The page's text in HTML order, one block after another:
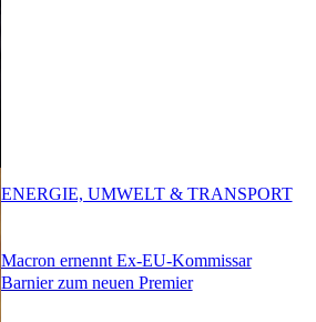
Macron ernennt Ex-EU-Kommissar
Barnier zum neuen Premier
ENERGIE, UMWELT & TRANSPORT